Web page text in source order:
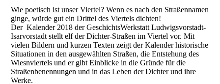
Wie poetisch ist unser Viertel? Wenn es nach den Straßennamen
ginge, würde gut ein Drittel des Viertels dichten!
Der Kalender 2018 der GeschichtsWerkstatt Ludwigsvorstadt-
Isarvorstadt stellt elf der Dichter-Straßen im Viertel vor. Mit
vielen Bildern und kurzen Texten zeigt der Kalender historische
Situationen in den ausgewählten Straßen, die Entstehung des
Wiesnviertels und er gibt Einblicke in die Gründe für die
Straßenbenennungen und in das Leben der Dichter und ihre
Werke.